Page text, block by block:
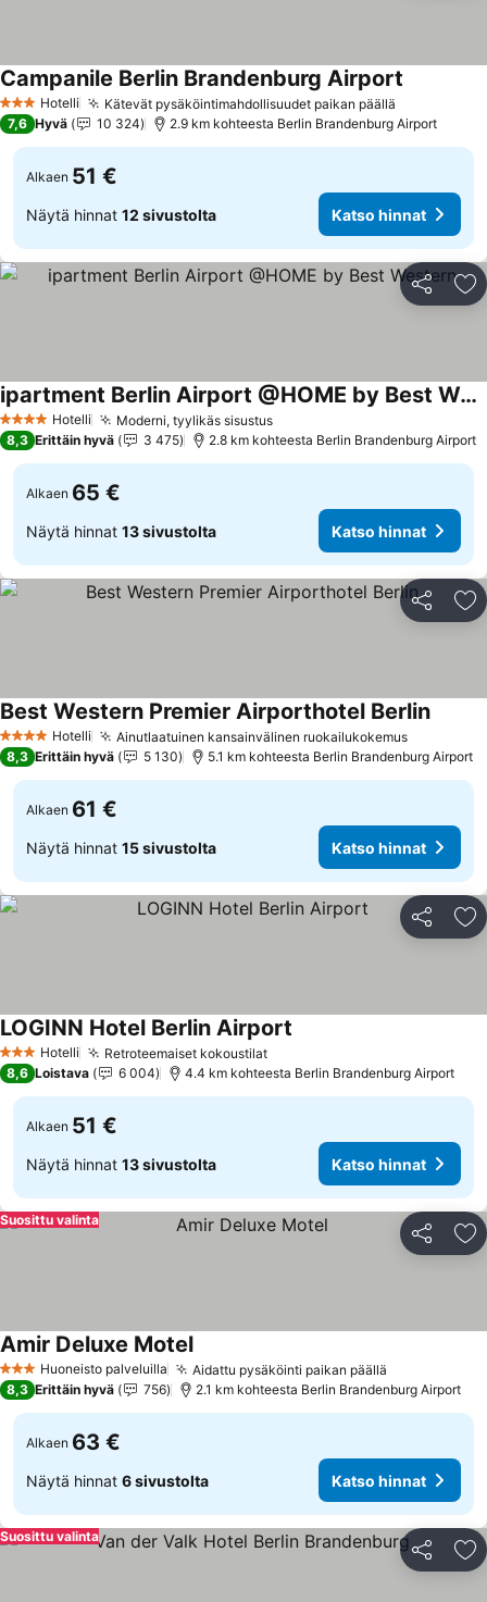
3 Tähtiluokitus
Hotelli Kätevät pysäköintimahdollisuudet paikan päällä
Campanile Berlin Brandenburg Airport
7,6 Hyvä 10 324 2.9 km kohteesta Berlin Brandenburg Airport
Alkaen 51 €
Näytä hinnat 12 sivustolta Katso hinnat
Jaa
4 Tähtiluokitus
Hotelli Moderni, tyylikäs sisustusKatso hinnat
ipartment Berlin Airport @HOME by Best Western
Katso hinnat
8,3 Erittäin hyvä 3 475 2.8 km kohteesta Berlin Brandenburg Airport
Alkaen 65 €
Näytä hinnat 13 sivustolta Katso hinnat
Jaa
4 Tähtiluokitus
Hotelli Ainutlaatuinen kansainvälinen ruokailukokemusKatso
Best Western Premier Airporthotel BerlinKatso
8,3 Erittäin hyvä 5 130 5.1 km kohteesta Berlin Brandenburg Airport
Alkaen 61 €
Näytä hinnat 15 sivustolta Katso hinnat
Jaa
3 Tähtiluokitus
Hotelli Retroteemaiset kokoustilatKatso hinnat
LOGINN Hotel Berlin Airport
8,6 Loistava 6 004 4.4 km kohteesta Berlin Brandenburg Airport
Alkaen 51 €
Näytä hinnat 13 sivustolta Katso hinnat
Jaa
Suosittu valinta
3 Tähtiluokitus
Huoneisto palveluilla Aidattu pysäköinti paikan päällä
Amir Deluxe MotelKatso hinnat
8,3 Erittäin hyvä 756 2.1 km kohteesta Berlin Brandenburg Airport
Alkaen 63 €
Näytä hinnat 6 sivustolta Katso hinnat
Jaa
Suosittu valinta